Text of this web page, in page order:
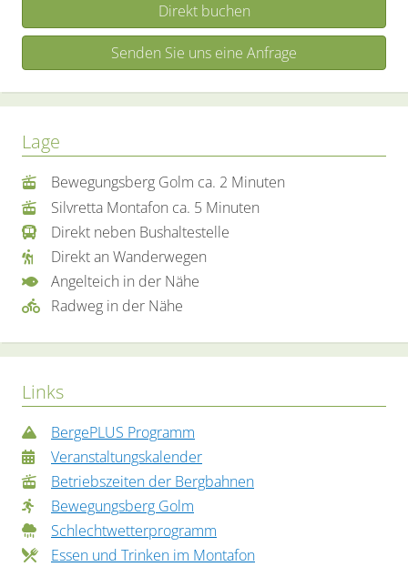
Direkt buchen
Senden Sie uns eine Anfrage
Lage
Bewegungsberg Golm ca. 2 Minuten
Silvretta Montafon ca. 5 Minuten
Direkt neben Bushaltestelle
Direkt an Wanderwegen
Angelteich in der Nähe
Radweg in der Nähe
Links
BergePLUS Programm
Veranstaltungskalender
Betriebszeiten der Bergbahnen
Bewegungsberg Golm
Schlechtwetterprogramm
Essen und Trinken im Montafon